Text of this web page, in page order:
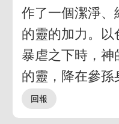
作了一個潔淨、
的靈的加力。以
暴虐之下時，
的靈，降在參孫